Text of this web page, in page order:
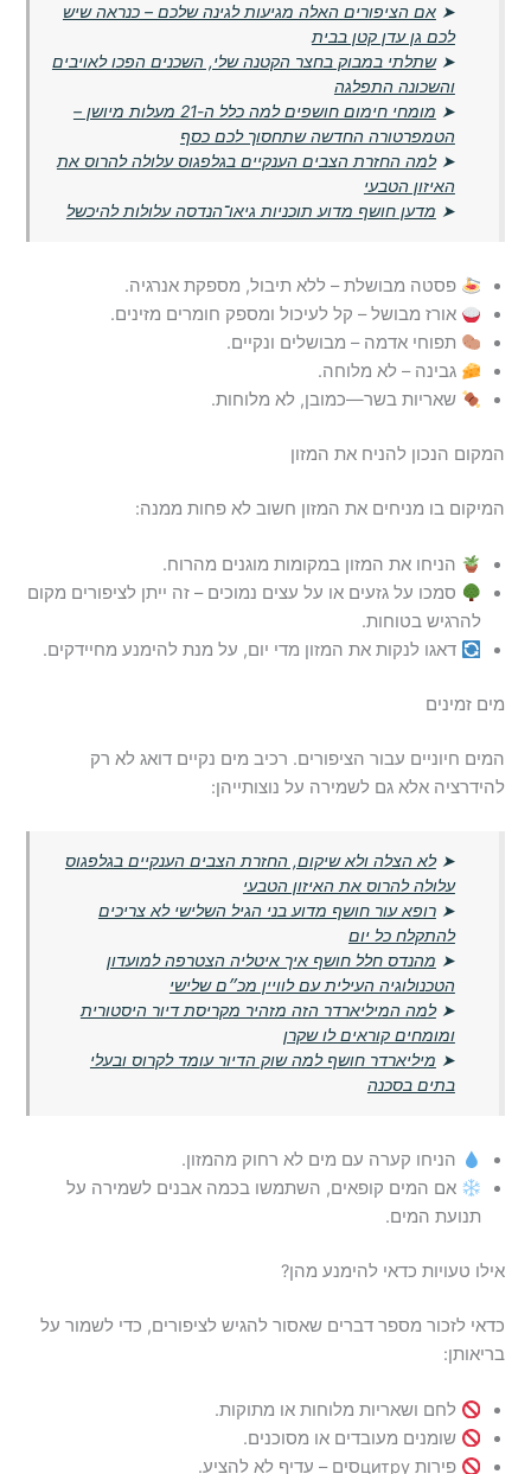
➤אם הציפורים האלה מגיעות לגינה שלכם – כנראה שיש
לכם גן עדן קטן בבית
➤שתלתי במבוק בחצר הקטנה שלי, השכנים הפכו לאויבים
והשכונה התפלגה
➤
מומחי חימום חושפים למה כלל ה-21 מעלות מיושן –
הטמפרטורה החדשה שתחסוך לכם כסף
➤למה החזרת הצבים הענקיים בגלפגוס עלולה להרוס את
האיזון הטבעי
➤ מדען חושף מדוע תוכניות גיאו־הנדסה עלולות להיכשל
פסטה מבושלת – ללא תיבול, מספקת אנרגיה.
אורז מבושל – קל לעיכול ומספק חומרים מזינים.
תפוחי אדמה – מבושלים ונקיים.
גבינה – לא מלוחה.
שאריות בשר—כמובן, לא מלוחות.
המקום הנכון להניח את המזון
המיקום בו מניחים את המזון חשוב לא פחות ממנה:
הניחו את המזון במקומות מוגנים מהרוח.
סמכו על גזעים או על עצים נמוכים – זה ייתן לציפורים מקום
להרגיש בטוחות.
דאגו לנקות את המזון מדי יום, על מנת להימנע מחיידקים.
מים זמינים
המים חיוניים עבור הציפורים. רכיב מים נקיים דואג לא רק
להידרציה אלא גם לשמירה על נוצותייהן:
➤לא הצלה ולא שיקום, החזרת הצבים הענקיים בגלפגוס
עלולה להרוס את האיזון הטבעי
➤רופא עור חושף מדוע בני הגיל השלישי לא צריכים
להתקלח כל יום
➤ מהנדס חלל חושף איך איטליה הצטרפה למועדון
הטכנולוגיה העילית עם לוויין מכ״ם שלישי
➤למה המיליארדר הזה מזהיר מקריסת דיור היסטורית
ומומחים קוראים לו שקרן
➤ מיליארדר חושף למה שוק הדיור עומד לקרוס ובעלי
בתים בסכנה
הניחו קערה עם מים לא רחוק מהמזון.
אם המים קופאים, השתמשו בכמה אבנים לשמירה על
תנועת המים.
אילו טעויות כדאי להימנע מהן?
כדאי לזכור מספר דברים שאסור להגיש לציפורים, כדי לשמור על
בריאותן:
לחם ושאריות מלוחות או מתוקות.
שומנים מעובדים או מסוכנים.
פירות цитруסים – עדיף לא להציע.